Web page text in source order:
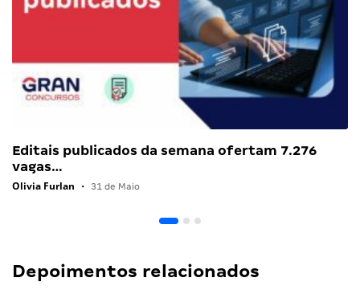
Editais publicados da semana ofertam 7.276
vagas…
Olivia Furlan • 31 de Maio
Depoimentos relacionados